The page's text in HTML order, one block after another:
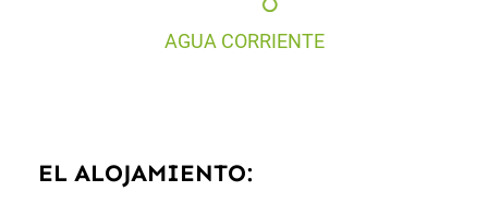
AGUA CORRIENTE
EL ALOJAMIENTO: